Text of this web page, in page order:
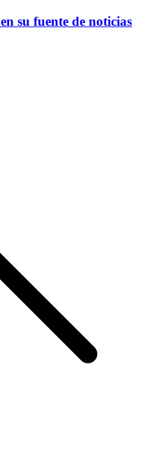
en su fuente de noticias